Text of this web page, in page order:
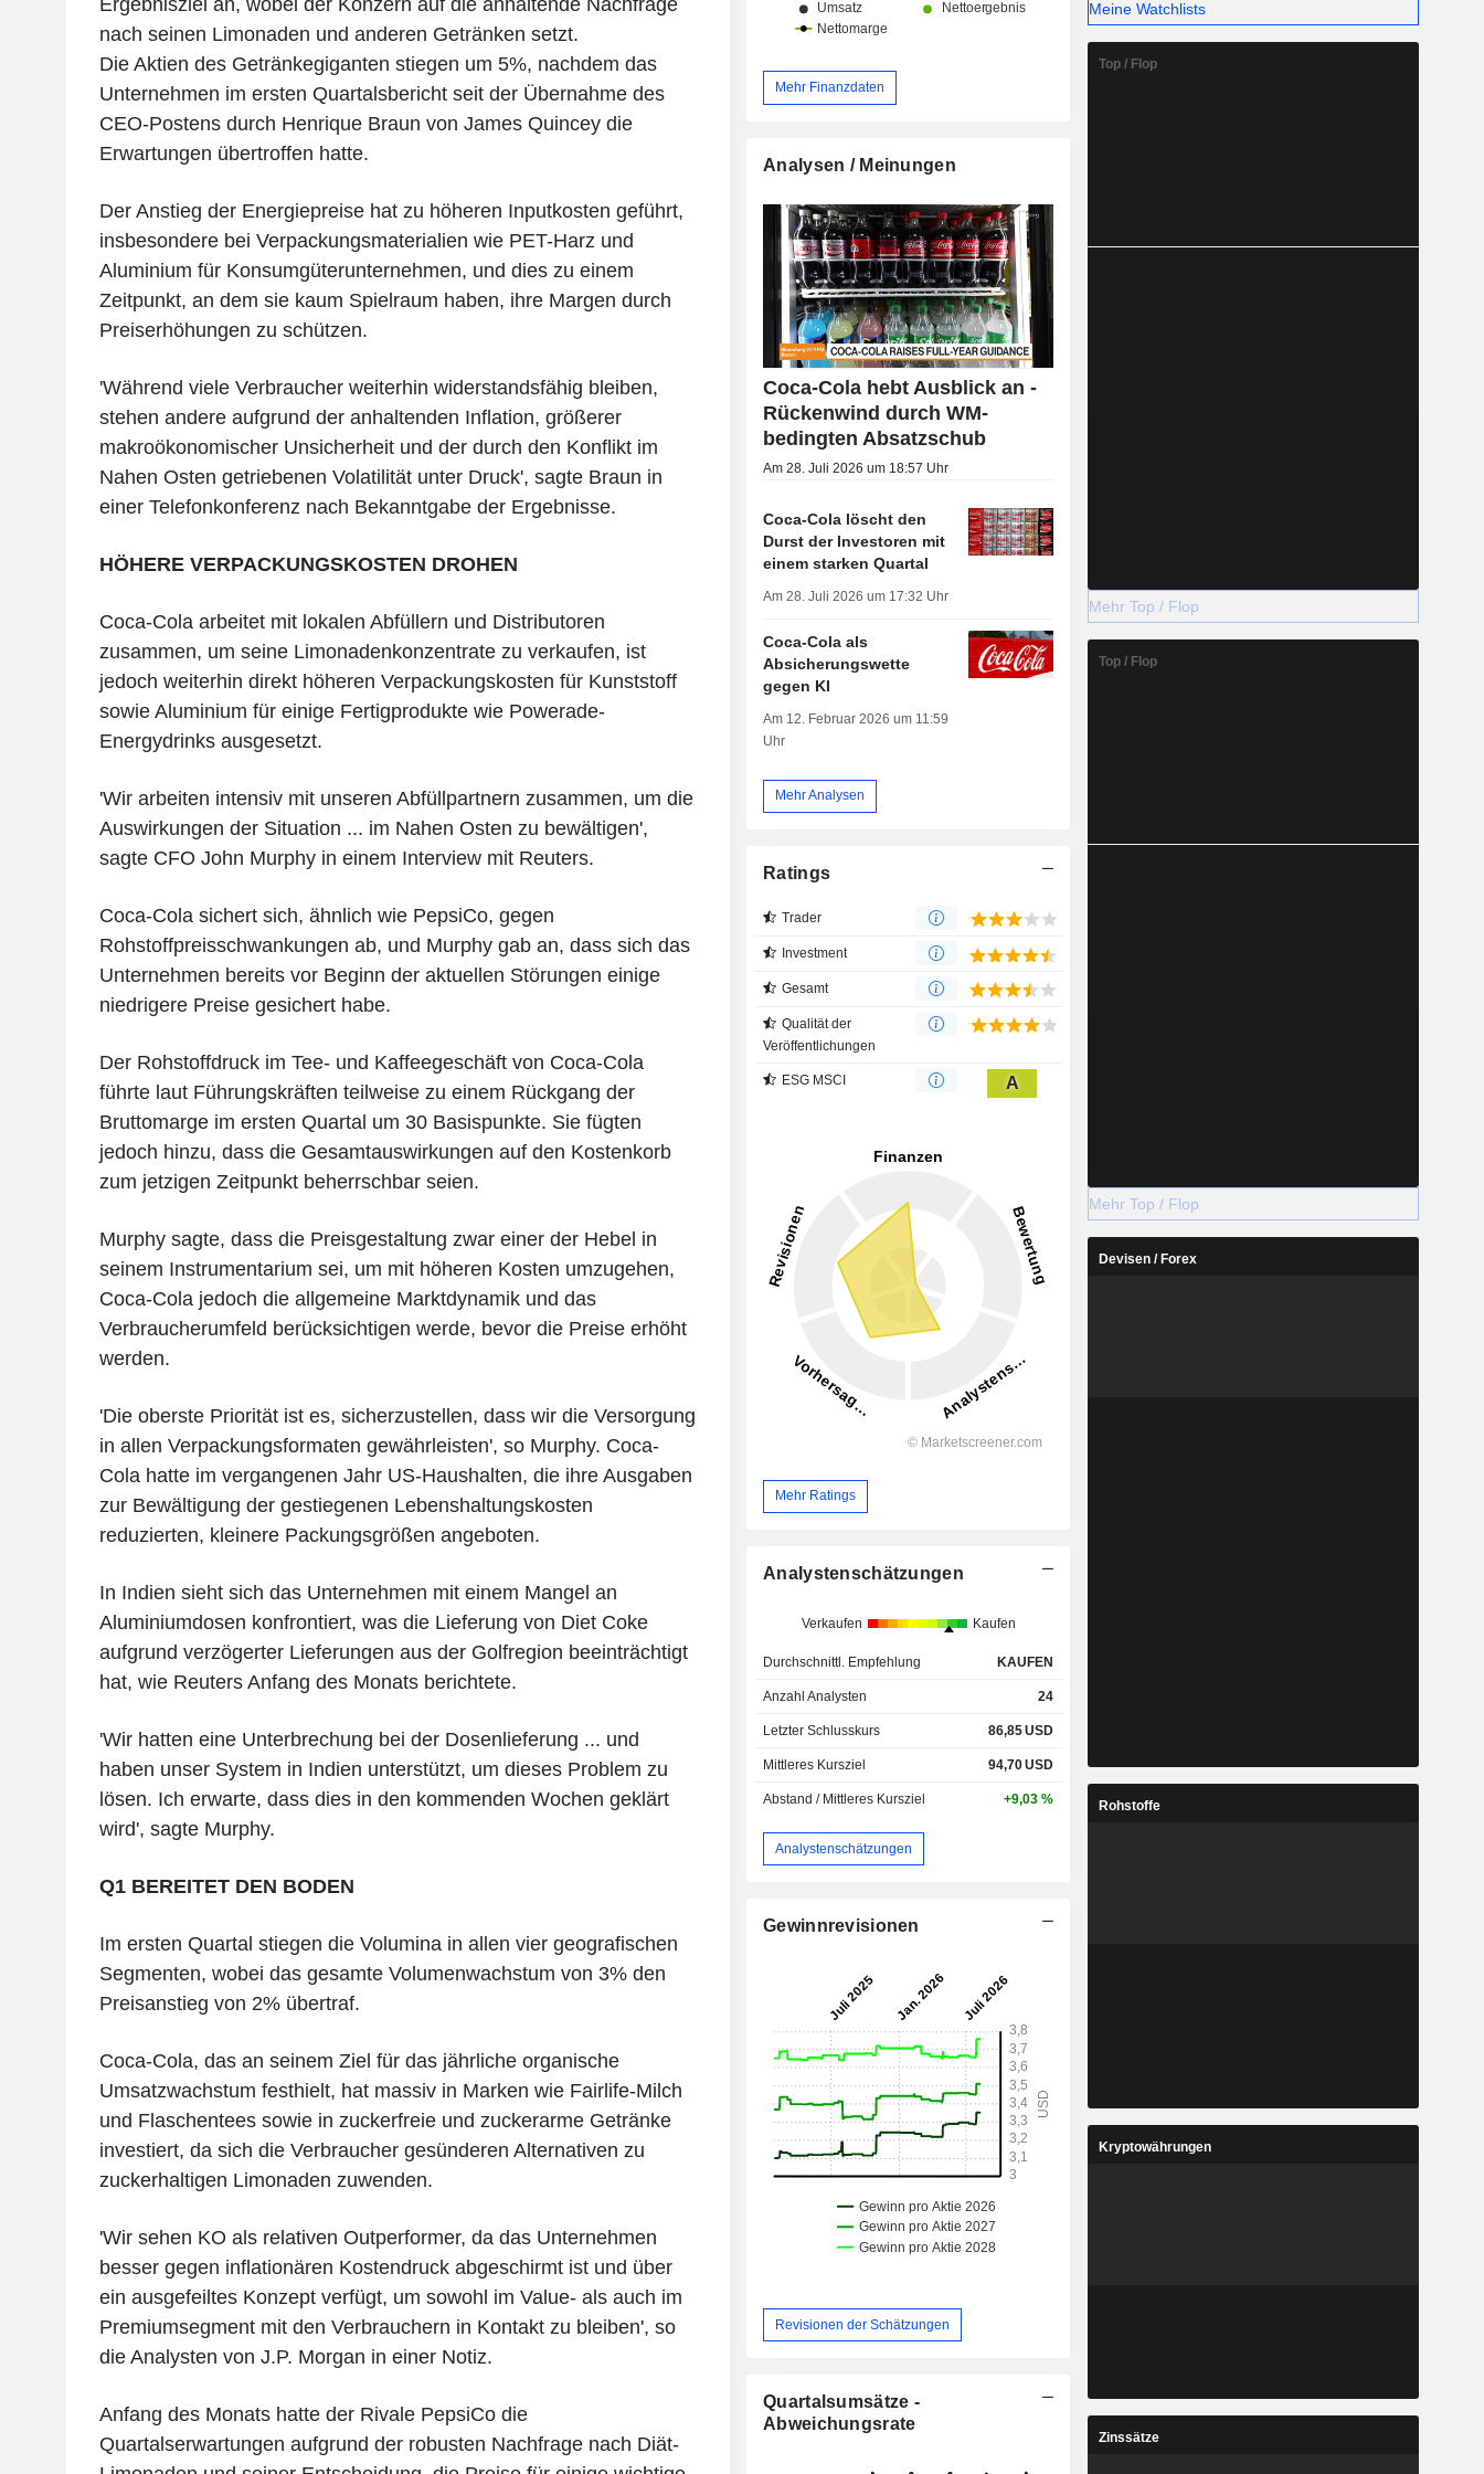
nach seinen Limonaden und anderen Getränken setzt.
Die Aktien des Getränkegiganten stiegen um 5%, nachdem das
Unternehmen im ersten Quartalsbericht seit der Übernahme des
CEO-Postens durch Henrique Braun von James Quincey die
Erwartungen übertroffen hatte.
Der Anstieg der Energiepreise hat zu höheren Inputkosten geführt,
insbesondere bei Verpackungsmaterialien wie PET-Harz und
Aluminium für Konsumgüterunternehmen, und dies zu einem
Zeitpunkt, an dem sie kaum Spielraum haben, ihre Margen durch
Preiserhöhungen zu schützen.
'Während viele Verbraucher weiterhin widerstandsfähig bleiben,
stehen andere aufgrund der anhaltenden Inflation, größerer
makroökonomischer Unsicherheit und der durch den Konflikt im
Nahen Osten getriebenen Volatilität unter Druck', sagte Braun in
einer Telefonkonferenz nach Bekanntgabe der Ergebnisse.
HÖHERE VERPACKUNGSKOSTEN DROHEN
Coca-Cola arbeitet mit lokalen Abfüllern und Distributoren
zusammen, um seine Limonadenkonzentrate zu verkaufen, ist
jedoch weiterhin direkt höheren Verpackungskosten für Kunststoff
sowie Aluminium für einige Fertigprodukte wie Powerade-
Energydrinks ausgesetzt.
'Wir arbeiten intensiv mit unseren Abfüllpartnern zusammen, um die
Auswirkungen der Situation ... im Nahen Osten zu bewältigen',
sagte CFO John Murphy in einem Interview mit Reuters.
Coca-Cola sichert sich, ähnlich wie PepsiCo, gegen
Rohstoffpreisschwankungen ab, und Murphy gab an, dass sich das
Unternehmen bereits vor Beginn der aktuellen Störungen einige
niedrigere Preise gesichert habe.
Der Rohstoffdruck im Tee- und Kaffeegeschäft von Coca-Cola
führte laut Führungskräften teilweise zu einem Rückgang der
Bruttomarge im ersten Quartal um 30 Basispunkte. Sie fügten
jedoch hinzu, dass die Gesamtauswirkungen auf den Kostenkorb
zum jetzigen Zeitpunkt beherrschbar seien.
Murphy sagte, dass die Preisgestaltung zwar einer der Hebel in
seinem Instrumentarium sei, um mit höheren Kosten umzugehen,
Coca-Cola jedoch die allgemeine Marktdynamik und das
Verbraucherumfeld berücksichtigen werde, bevor die Preise erhöht
werden.
'Die oberste Priorität ist es, sicherzustellen, dass wir die Versorgung
in allen Verpackungsformaten gewährleisten', so Murphy. Coca-
Cola hatte im vergangenen Jahr US-Haushalten, die ihre Ausgaben
zur Bewältigung der gestiegenen Lebenshaltungskosten
reduzierten, kleinere Packungsgrößen angeboten.
In Indien sieht sich das Unternehmen mit einem Mangel an
Aluminiumdosen konfrontiert, was die Lieferung von Diet Coke
aufgrund verzögerter Lieferungen aus der Golfregion beeinträchtigt
hat, wie Reuters Anfang des Monats berichtete.
'Wir hatten eine Unterbrechung bei der Dosenlieferung ... und
haben unser System in Indien unterstützt, um dieses Problem zu
lösen. Ich erwarte, dass dies in den kommenden Wochen geklärt
wird', sagte Murphy.
Q1 BEREITET DEN BODEN
Im ersten Quartal stiegen die Volumina in allen vier geografischen
Segmenten, wobei das gesamte Volumenwachstum von 3% den
Preisanstieg von 2% übertraf.
Coca-Cola, das an seinem Ziel für das jährliche organische
Umsatzwachstum festhielt, hat massiv in Marken wie Fairlife-Milch
und Flaschentees sowie in zuckerfreie und zuckerarme Getränke
investiert, da sich die Verbraucher gesünderen Alternativen zu
zuckerhaltigen Limonaden zuwenden.
'Wir sehen KO als relativen Outperformer, da das Unternehmen
besser gegen inflationären Kostendruck abgeschirmt ist und über
ein ausgefeiltes Konzept verfügt, um sowohl im Value- als auch im
Premiumsegment mit den Verbrauchern in Kontakt zu bleiben', so
die Analysten von J.P. Morgan in einer Notiz.
Anfang des Monats hatte der Rivale PepsiCo die
Quartalserwartungen aufgrund der robusten Nachfrage nach Diät-
Mehr Finanzdaten
Analysen / Meinungen
Coca-Cola hebt Ausblick an -
Rückenwind durch WM-
bedingten Absatzschub
Am 28. Juli 2026 um 18:57 Uhr
Coca-Cola löscht den
Durst der Investoren mit
einem starken Quartal
Am 28. Juli 2026 um 17:32 Uhr
Coca-Cola als
Absicherungswette
gegen KI
Am 12. Februar 2026 um 11:59
Uhr
Mehr Analysen
Ratings
Trader
Investment
Gesamt
Qualität der
Veröffentlichungen
ESG MSCI A
Mehr Ratings
Analystenschätzungen
Verkaufen Kaufen
Durchschnittl. Empfehlung KAUFEN
Anzahl Analysten 24
Letzter Schlusskurs 86,85USD
Mittleres Kursziel 94,70USD
Abstand / Mittleres Kursziel +9,03 %
Analystenschätzungen
Gewinnrevisionen
Revisionen der Schätzungen
Quartalsumsätze -
Abweichungsrate
Meine Watchlists
Top / Flop
Mehr Top / Flop
Top / Flop
Mehr Top / Flop
Devisen / Forex
Rohstoffe
Kryptowährungen
Zinssätze